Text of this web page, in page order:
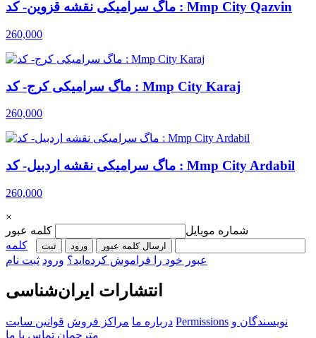
ماگ سرامیکی نقشه قزوین- کد : Mmp City Qazvin
260,000
ماگ سرامیکی کرج- کد : Mmp City Karaj
260,000
ماگ سرامیکی نقشه اردبیل- کد : Mmp City Ardabil
260,000
×
شماره موبایل
کلمه عبور
ارسال کلمه عبور ورود ثبت‌
کلمه
عبور خود را فراموش کرده‌اید؟ ورود ثبت نام
انتشارات ایران‌شناسی
درباره ما مراکز فروش قوانین سایت Permissions نویسندگان و
مترجمان تماس با ما